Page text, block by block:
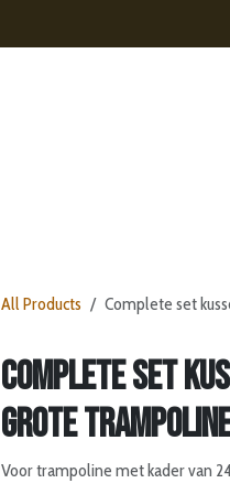
All Products Complete set
Complete set
grote
Voor trampoline met kader van